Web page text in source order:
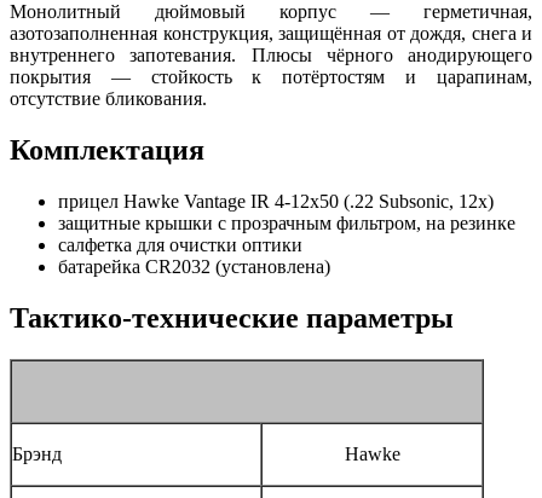
Монолитный дюймовый корпус — герметичная,
азотозаполненная конструкция, защищённая от дождя, снега и
внутреннего запотевания. Плюсы чёрного анодирующего
покрытия — стойкость к потёртостям и царапинам,
отсутствие бликования.
Комплектация
прицел Hawke Vantage IR 4-12x50 (.22 Subsonic, 12x)
защитные крышки с прозрачным фильтром, на резинке
салфетка для очистки оптики
батарейка CR2032 (установлена)
Тактико-технические параметры
Брэнд Hawke